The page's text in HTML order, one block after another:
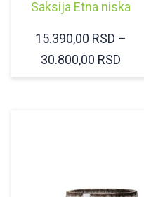
Saksija Etna niska
15.390,00 RSD –
30.800,00 RSD